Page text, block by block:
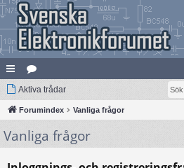
na
bb
lä
at
eg
ori
Aktiva trådar
Forumindex Vanliga frågor
Vanliga frågor